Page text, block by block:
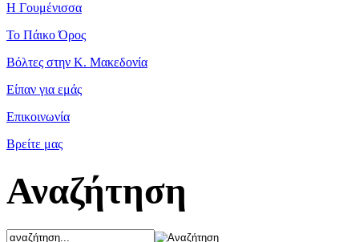
Η Γουμένισσα
Το Πάικο Όρος
Βόλτες στην Κ. Μακεδονία
Είπαν για εμάς
Επικοινωνία
Βρείτε μας
Αναζήτηση